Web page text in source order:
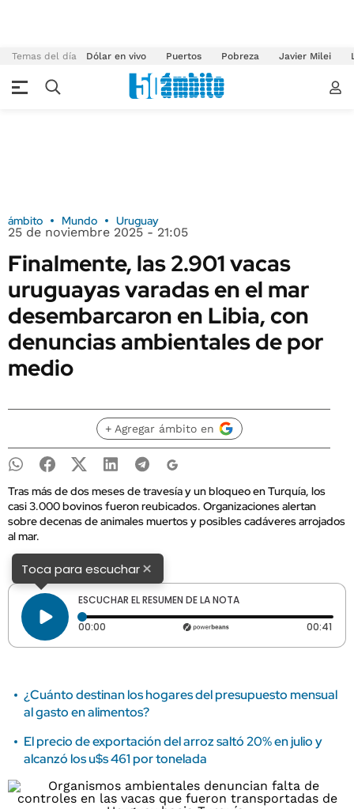
Temas del día Dólar en vivo Puertos Pobreza Javier Milei
ámbito Mundo Uruguay
25 de noviembre 2025 - 21:05
Finalmente, las 2.901 vacas
uruguayas varadas en el mar
desembarcaron en Libia, con
denuncias ambientales de por
medio
+ Agregar ámbito en
Tras más de dos meses de travesía y un bloqueo en Turquía, los
casi 3.000 bovinos fueron reubicados. Organizaciones alertan
sobre decenas de animales muertos y posibles cadáveres arrojados
al mar.
Toca para escuchar×
ESCUCHAR EL RESUMEN DE LA NOTA
00:00 Tiempo transcurrido: 0 segundos 00:41
¿Cuánto destinan los hogares del presupuesto mensual
al gasto en alimentos?
El precio de exportación del arroz saltó 20% en julio y
alcanzó los u$s 461 por tonelada